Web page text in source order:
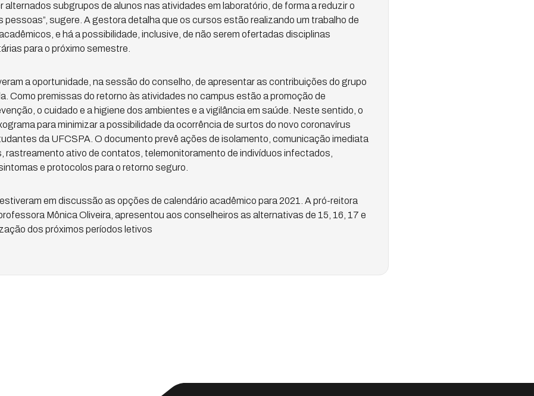
alternados subgrupos de alunos nas atividades em laboratório, de forma a reduzir o
sugere. A gestora detalha que os cursos estão realizando um trabalho de
e há a possibilidade, inclusive, de não serem ofertadas disciplinas
para o próximo semestre.
a oportunidade, na sessão do conselho, de apresentar as contribuições do grupo
Como premissas do retorno às atividades no campus estão a promoção de
o cuidado e a higiene dos ambientes e a vigilância em saúde. Neste sentido, o
para minimizar a possibilidade da ocorrência de surtos do novo coronavírus
da UFCSPA. O documento prevê ações de isolamento, comunicação imediata
rastreamento ativo de contatos, telemonitoramento de indivíduos infectados,
e protocolos para o retorno seguro.
em discussão as opções de calendário acadêmico para 2021. A pró-reitora
Mônica Oliveira, apresentou aos conselheiros as alternativas de 15, 16, 17 e
dos próximos períodos letivos